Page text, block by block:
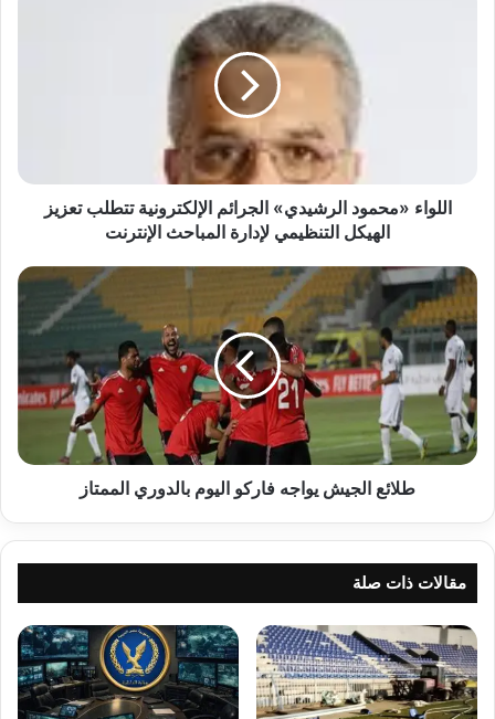
لإدارةاللواء «محمود الرشيدي» الجرائم الإلكترونية تتطلب تعزيز
الهيكل التنظيمي لإدارة المباحث الإنترنت
طلائع
الجيش
يواجه
فاركو
اليوم
بالدوري
الممتاز
طلائع الجيش يواجه فاركو اليوم بالدوري الممتاز
مقالات ذات صلة